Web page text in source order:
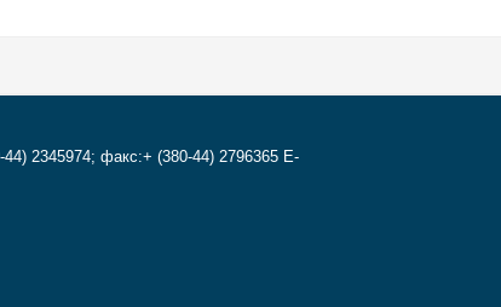
44) 2345974; факс:+ (380-44) 2796365 E-